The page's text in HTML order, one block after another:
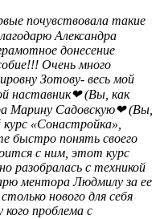
почувствовала такие
Александра
донесение
Очень много
Зотову- весь мой
наставник❤ (Вы, как
Марину Садовскую❤ (Вы,
«Сонастройка»,
быстро понять своего
с ним, этот курс
разобралась с техникой
ментора Людмилу за ее
нового для себя
проблема с